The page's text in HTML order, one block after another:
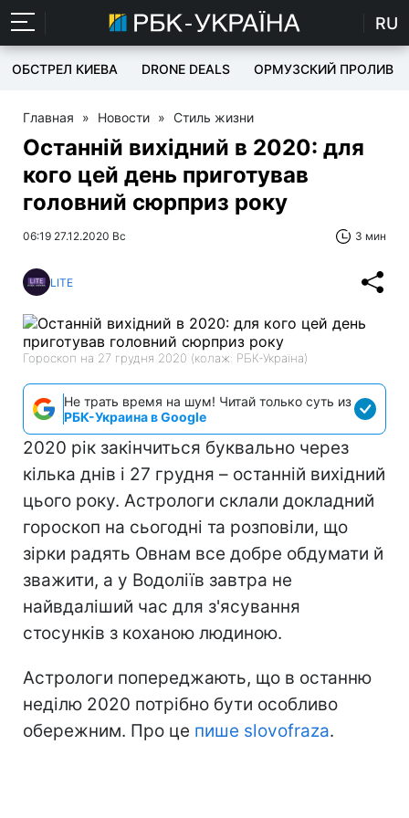
RU
ОБСТРЕЛ КИЕВА DRONE DEALS ОРМУЗСКИЙ ПРОЛИВ
Главная » Новости » Стиль жизни
Останній вихідний в 2020: для
кого цей день приготував
головний сюрприз року
06:19 27.12.2020 Вс 3 мин
LITE
Гороскоп на 27 грудня 2020 (колаж: РБК-Україна)
Не трать время на шум! Читай только суть из
РБК-Украина в Google
2020 рік закінчиться буквально через
кілька днів і 27 грудня – останній вихідний
цього року. Астрологи склали докладний
гороскоп на сьогодні та розповіли, що
зірки радять Овнам все добре обдумати й
зважити, а у Водоліїв завтра не
найвдаліший час для з'ясування
стосунків з коханою людиною.
Астрологи попереджають, що в останню
неділю 2020 потрібно бути особливо
обережним. Про це пише slovofraza.